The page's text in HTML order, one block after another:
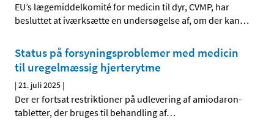
EU’s lægemiddelkomité for medicin til dyr, CVMP, har
besluttet at iværksætte en undersøgelse af, om der kan…
Status på forsyningsproblemer med medicin
til uregelmæssig hjerterytme
|21. juli 2025 |
Der er fortsat restriktioner på udlevering af amiodaron-
tabletter, der bruges til behandling af…